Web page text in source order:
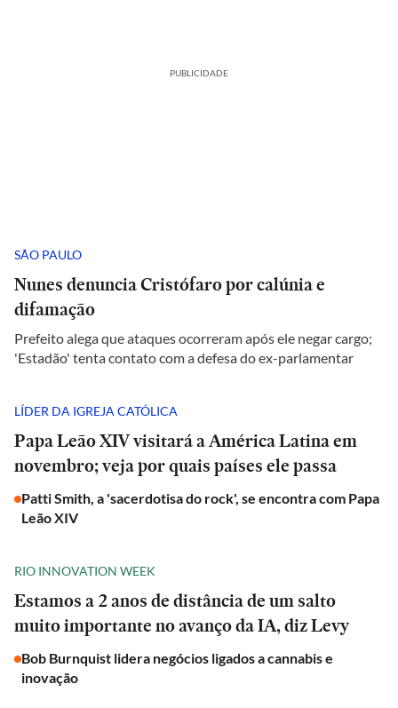
PUBLICIDADE
SÃO PAULO
Nunes denuncia Cristófaro por calúnia e
difamação
Prefeito alega que ataques ocorreram após ele negar cargo;
'Estadão' tenta contato com a defesa do ex-parlamentar
LÍDER DA IGREJA CATÓLICA
Papa Leão XIV visitará a América Latina em
novembro; veja por quais países ele passa
Patti Smith, a 'sacerdotisa do rock', se encontra com Papa
Leão XIV
RIO INNOVATION WEEK
Estamos a 2 anos de distância de um salto
muito importante no avanço da IA, diz Levy
Bob Burnquist lidera negócios ligados a cannabis e
inovação